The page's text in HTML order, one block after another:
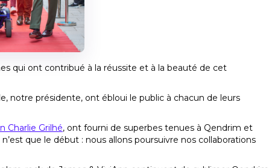
qui ont contribué à la réussite et à la beauté de cet
notre présidente, ont ébloui le public à chacun de leurs
Charlie Grilhé, ont fourni de superbes tenues à Qendrim et
que le début : nous allons poursuivre nos collaborations